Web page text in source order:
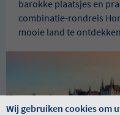
barokke plaatsjes en
combinatie-rondreis
mooie land te
Wij gebruiken cookies om